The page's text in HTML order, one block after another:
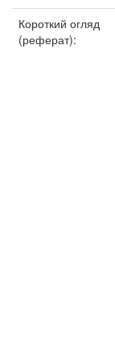
Короткий огляд
(реферат):